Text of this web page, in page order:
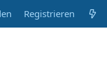
Registrieren